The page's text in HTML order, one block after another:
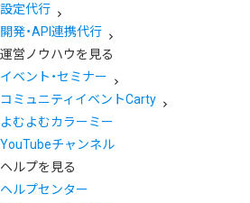
設定代行
開発・API連携代行
運営ノウハウを見る
イベント・セミナー
コミュニティイベントCarty
よむよむカラーミー
YouTubeチャンネル
ヘルプを見る
ヘルプセンター